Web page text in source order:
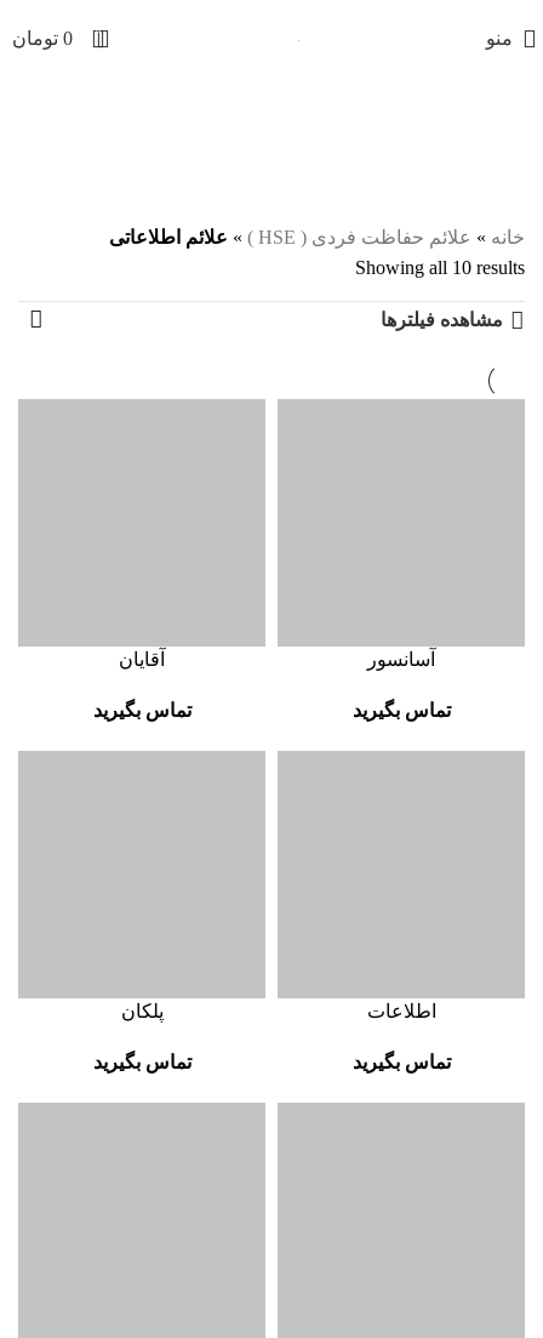
منو 0
0 تومان
خانه » علائم حفاظت فردی ( HSE ) » علائم اطلاعاتی
Showing all 10 results
مشاهده فیلترها
آسانسور
تماس بگیرید
آقایان
تماس بگیرید
اطلاعات
تماس بگیرید
پلکان
تماس بگیرید